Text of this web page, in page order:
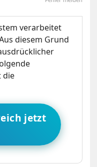
verarbeitet
diesem Grund
die
jetzt